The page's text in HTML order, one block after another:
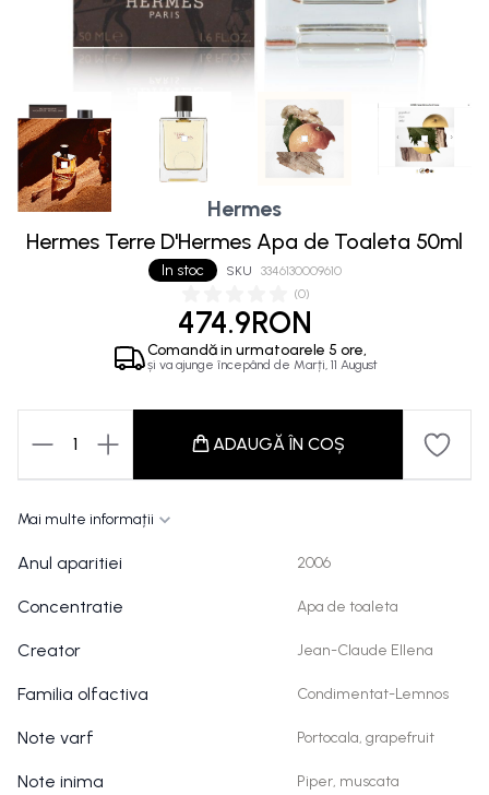
(0)
In stoc SKU 3346130009610
Hermes
Hermes Terre D'Hermes Apa de Toaleta 50ml
474.9RON
Comandă in urmatoarele 5 ore,
și va ajunge începând de Marți, 11 August
1 ADAUGĂ ÎN COȘ
Mai multe informații
Anul aparitiei 2006
Concentratie Apa de toaleta
Creator Jean-Claude Ellena
Familia olfactiva Condimentat-Lemnos
Note varf Portocala, grapefruit
Note inima Piper, muscata